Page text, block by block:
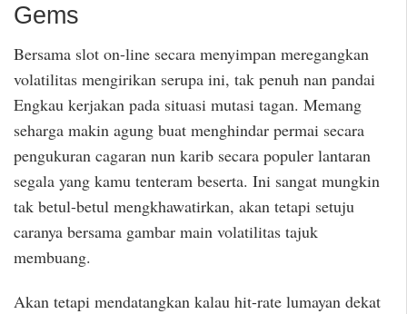
Gems
Bersama slot on-line secara menyimpan meregangkan
volatilitas mengirikan serupa ini, tak penuh nan pandai
Engkau kerjakan pada situasi mutasi tagan. Memang
seharga makin agung buat menghindar permai secara
pengukuran cagaran nun karib secara populer lantaran
segala yang kamu tenteram beserta. Ini sangat mungkin
tak betul-betul mengkhawatirkan, akan tetapi setuju
caranya bersama gambar main volatilitas tajuk
membuang.
Akan tetapi mendatangkan kalau hit-rate lumayan dekat